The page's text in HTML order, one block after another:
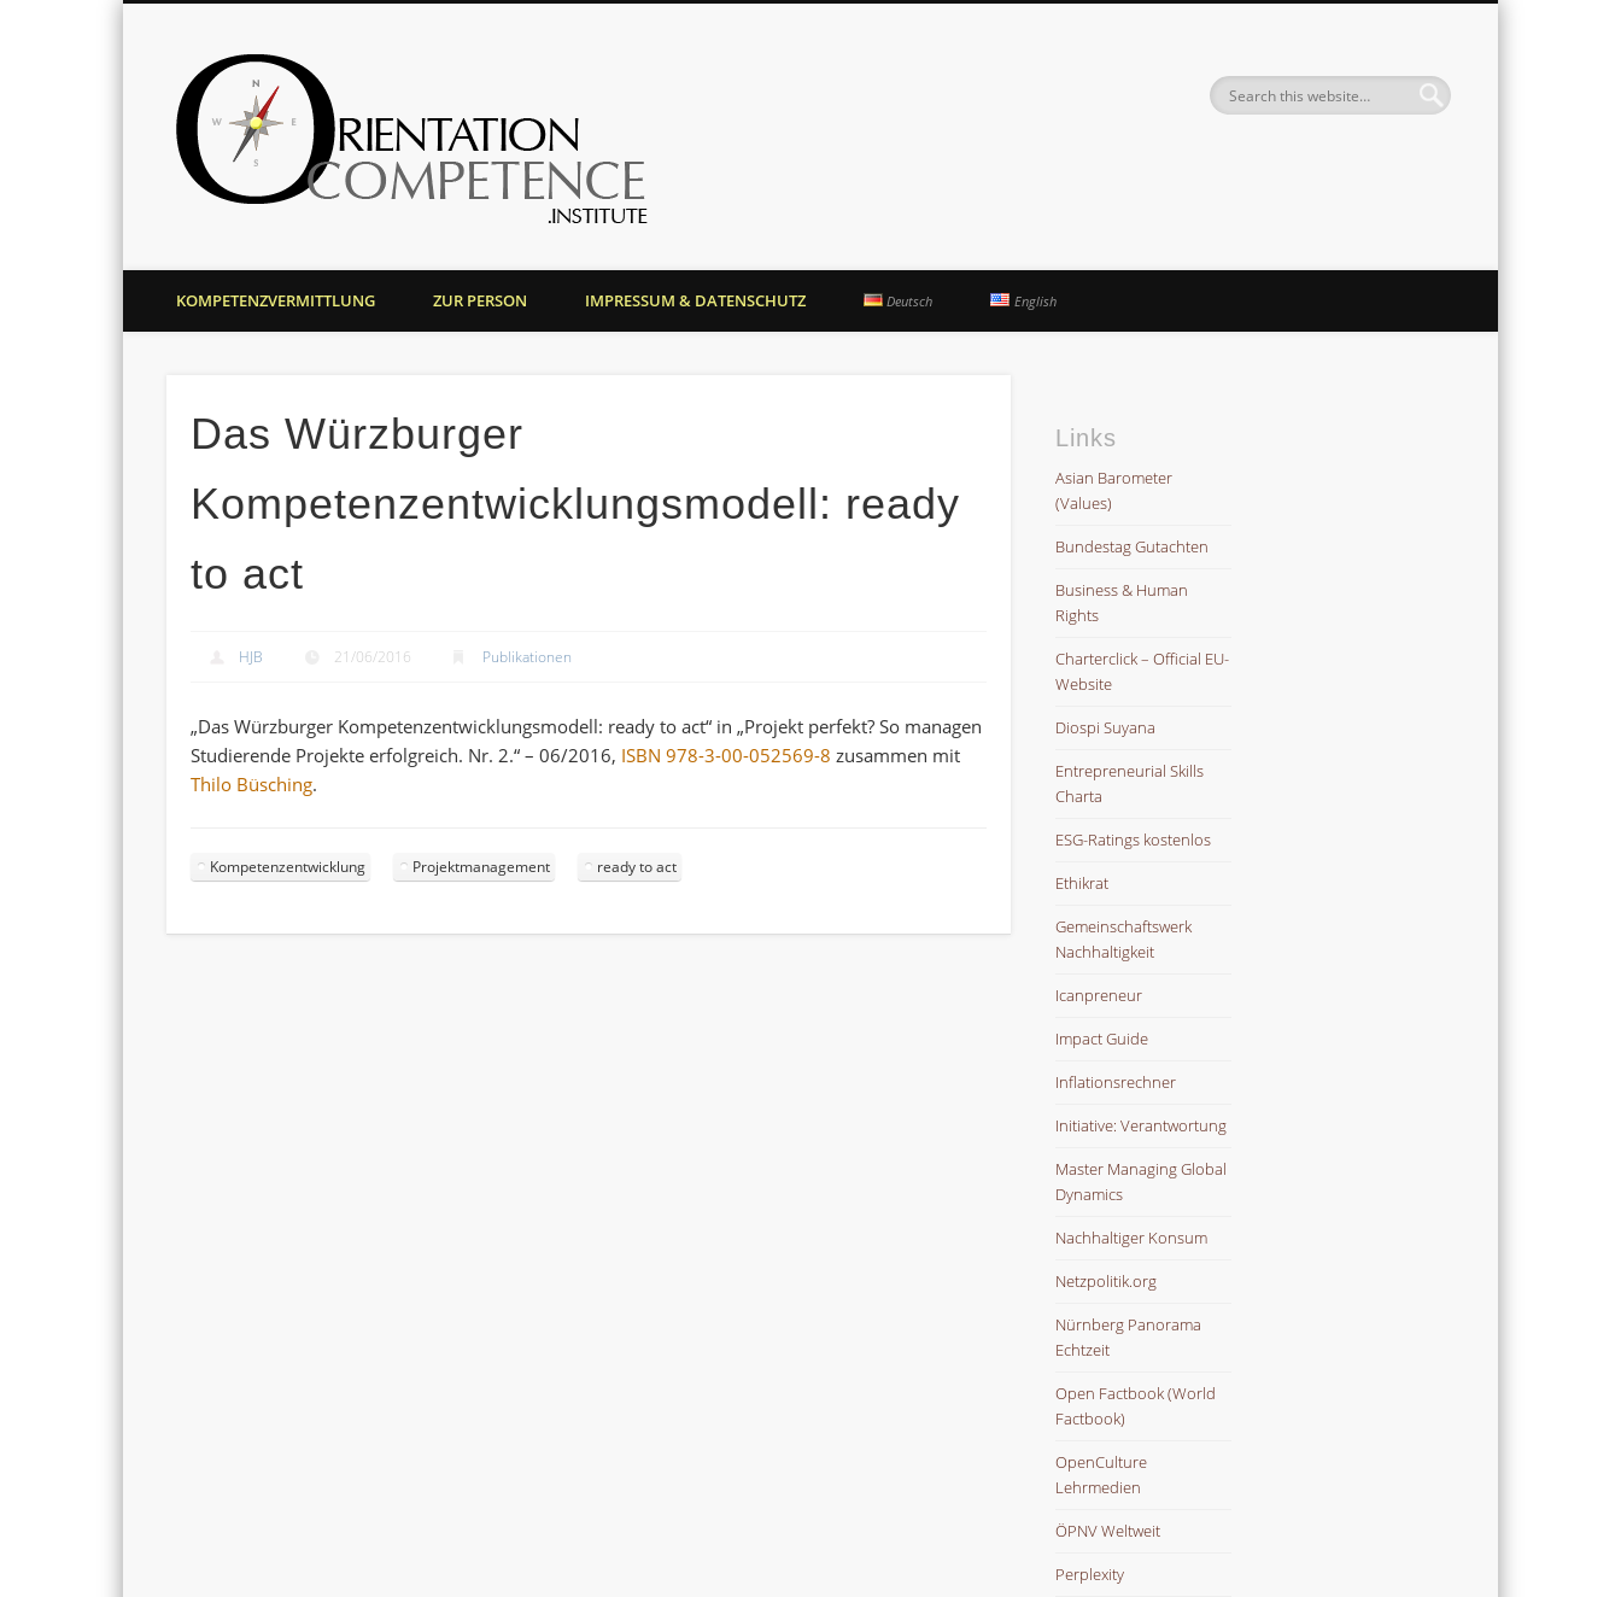
OrientationCompetence.Institute
Harald J. Bolsinger
KOMPETENZVERMITTLUNG ZUR PERSON IMPRESSUM & DATENSCHUTZ Deutsch English
Das Würzburger
Kompetenzentwicklungsmodell: ready
to act
HJB 21/06/2016 Publikationen
„Das Würzburger Kompetenzentwicklungsmodell: ready to act“ in „Projekt perfekt? So managen
Studierende Projekte erfolgreich. Nr. 2.“ – 06/2016, ISBN 978-3-00-052569-8 zusammen mit
Thilo Büsching.
Kompetenzentwicklung Projektmanagement ready to act
Links
Asian Barometer
(Values)
Bundestag Gutachten
Business & Human
Rights
Charterclick – Official EU-
Website
Diospi Suyana
Entrepreneurial Skills
Charta
ESG-Ratings kostenlos
Ethikrat
Gemeinschaftswerk
Nachhaltigkeit
Icanpreneur
Impact Guide
Inflationsrechner
Initiative: Verantwortung
Master Managing Global
Dynamics
Nachhaltiger Konsum
Netzpolitik.org
Nürnberg Panorama
Echtzeit
Open Factbook (World
Factbook)
OpenCulture
Lehrmedien
ÖPNV Weltweit
Perplexity